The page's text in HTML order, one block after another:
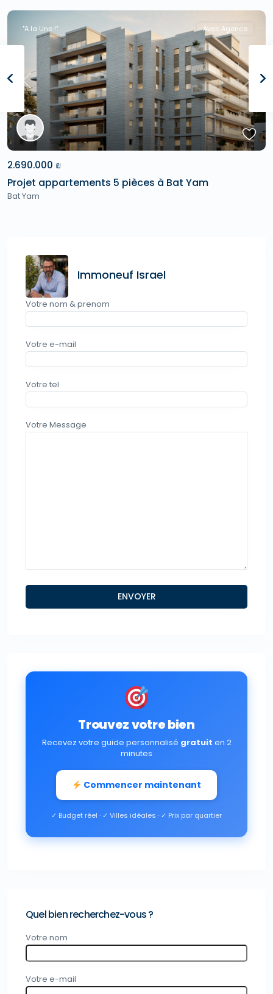
Previous Next
"A la Une !" Avec Agence
2.690.000 ₪
Projet appartements 5 pièces à Bat Yam
Bat Yam
Immoneuf Israel
Votre nom & prenom
Votre e-mail
Votre tel
Votre Message
Trouvez votre bien
Recevez votre guide personnalisé gratuit en 2
minutes
Commencer maintenant
✓ Budget réel · ✓ Villes idéales · ✓ Prix par quartier
Quel bien recherchez-vous ?
Votre nom
Votre e-mail